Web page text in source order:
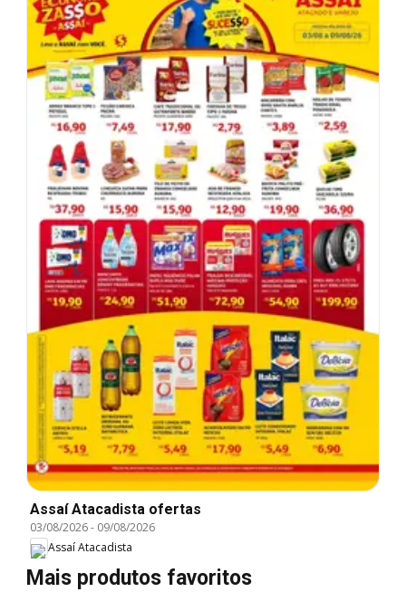
Assaí Atacadista ofertas
03/08/2026- 09/08/2026
Assaí Atacadista
Mais produtos favoritos